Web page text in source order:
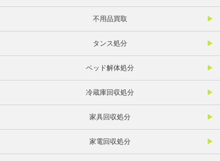
不用品買取
タンス処分
ベッド解体処分
冷蔵庫回収処分
家具回収処分
家電回収処分